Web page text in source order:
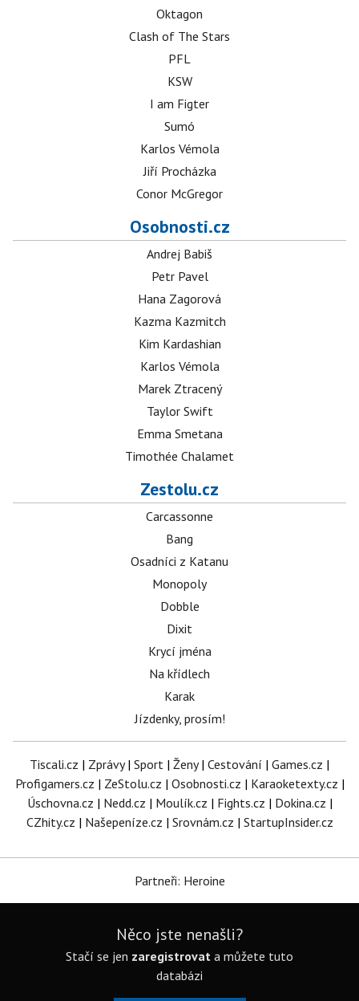
Oktagon
Clash of The Stars
PFL
KSW
I am Figter
Sumó
Karlos Vémola
Jiří Procházka
Conor McGregor
Osobnosti.cz
Andrej Babiš
Petr Pavel
Hana Zagorová
Kazma Kazmitch
Kim Kardashian
Karlos Vémola
Marek Ztracený
Taylor Swift
Emma Smetana
Timothée Chalamet
Zestolu.cz
Carcassonne
Bang
Osadníci z Katanu
Monopoly
Dobble
Dixit
Krycí jména
Na křídlech
Karak
Jízdenky, prosím!
Tiscali.cz | Zprávy| Sport | Ženy| Cestování | Games.cz |
Profigamers.cz | ZeStolu.cz | Osobnosti.cz | Karaoketexty.cz |
Úschovna.cz | Nedd.cz | Moulík.cz | Fights.cz | Dokina.cz |
CZhity.cz | Našepeníze.cz | Srovnám.cz | StartupInsider.cz
Partneři: Heroine
Něco jste nenašli?
Stačí se jen zaregistrovat a můžete tuto
databázi